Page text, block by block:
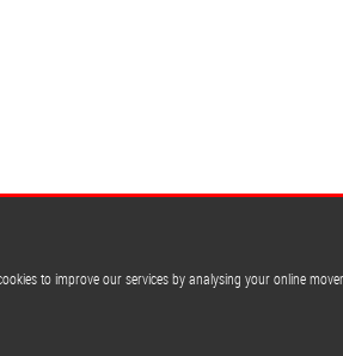
to improve our services by analysing your online